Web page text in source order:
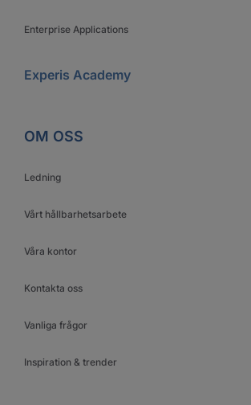
Enterprise Applications
Experis Academy
OM OSS
Ledning
Vårt hållbarhetsarbete
Våra kontor
Kontakta oss
Vanliga frågor
Inspiration & trender